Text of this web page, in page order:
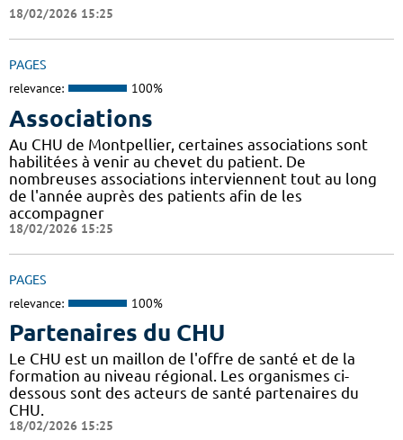
18/02/2026 15:25
PAGES
relevance: 100%
Associations
Au CHU de Montpellier, certaines associations sont
habilitées à venir au chevet du patient. De
nombreuses associations interviennent tout au long
de l'année auprès des patients afin de les
accompagner
18/02/2026 15:25
PAGES
relevance: 100%
Partenaires du CHU
Le CHU est un maillon de l'offre de santé et de la
formation au niveau régional. Les organismes ci-
dessous sont des acteurs de santé partenaires du
CHU.
18/02/2026 15:25